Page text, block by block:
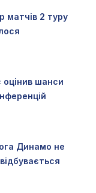
матчів 2 туру
оцінив шанси
Динамо не